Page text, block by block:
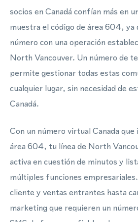
socios en Canadá confían más en
muestra el código de área 604, ya
número con una operación
North Vancouver. Un número de
permite gestionar todas estas
cualquier lugar, sin necesidad de
Canadá.
Con un número virtual Canada que
área 604, tu línea de North
activa en cuestión de minutos y
múltiples funciones
cliente y ventas entrantes hasta
marketing que requieren un